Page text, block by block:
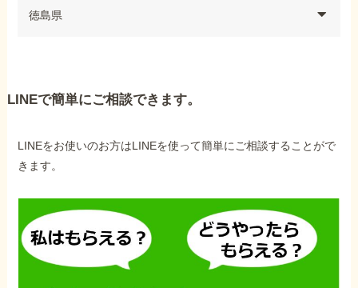
徳島県
LINEで簡単にご相談できます。
LINEをお使いのお方はLINEを使って簡単にご相談することがで
きます。